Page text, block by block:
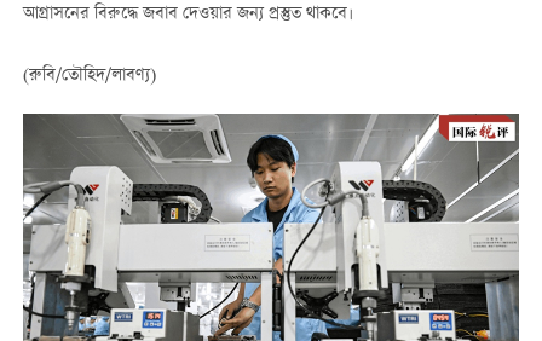
আগ্রাসনের বিরুদ্ধে জবাব দেওয়ার জন্য প্রস্তুত থাকবে।
(রুবি/তৌহিদ/লাবণ্য)